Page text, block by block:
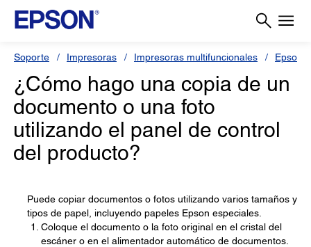
Soporte Impresoras Impresoras multifuncionales Epson
¿Cómo hago una copia de un
documento o una foto
utilizando el panel de control
del producto?
Puede copiar documentos o fotos utilizando varios tamaños y
tipos de papel, incluyendo papeles Epson especiales.
Coloque el documento o la foto original en el cristal del
escáner o en el alimentador automático de documentos.